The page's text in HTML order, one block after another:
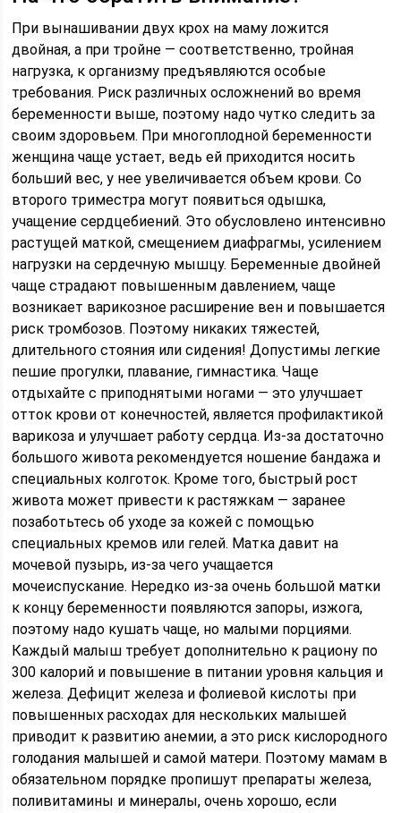
При вынашивании двух крох на маму ложится
двойная, а при тройне — соответственно, тройная
нагрузка, к организму предъявляются особые
требования. Риск различных осложнений во время
беременности выше, поэтому надо чутко следить за
своим здоровьем. При многоплодной беременности
женщина чаще устает, ведь ей приходится носить
больший вес, у нее увеличивается объем крови. Со
второго триместра могут появиться одышка,
учащение сердцебиений. Это обусловлено интенсивно
растущей маткой, смещением диафрагмы, усилением
нагрузки на сердечную мышцу. Беременные двойней
чаще страдают повышенным давлением, чаще
возникает варикозное расширение вен и повышается
риск тромбозов. Поэтому никаких тяжестей,
длительного стояния или сидения! Допустимы легкие
пешие прогулки, плавание, гимнастика. Чаще
отдыхайте с приподнятыми ногами — это улучшает
отток крови от конечностей, является профилактикой
варикоза и улучшает работу сердца. Из-за достаточно
большого живота рекомендуется ношение бандажа и
специальных колготок. Кроме того, быстрый рост
живота может привести к растяжкам — заранее
позаботьтесь об уходе за кожей с помощью
специальных кремов или гелей. Матка давит на
мочевой пузырь, из-за чего учащается
мочеиспускание. Нередко из-за очень большой матки
к концу беременности появляются запоры, изжога,
поэтому надо кушать чаще, но малыми порциями.
Каждый малыш требует дополнительно к рациону по
300 калорий и повышение в питании уровня кальция и
железа. Дефицит железа и фолиевой кислоты при
повышенных расходах для нескольких малышей
приводит к развитию анемии, а это риск кислородного
голодания малышей и самой матери. Поэтому мамам в
обязательном порядке пропишут препараты железа,
поливитамины и минералы, очень хорошо, если